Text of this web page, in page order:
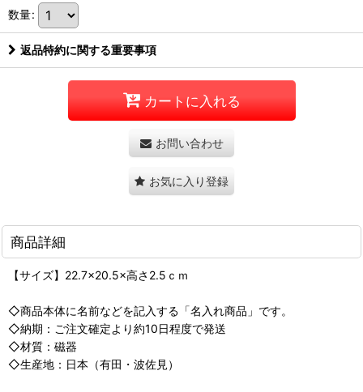
数量:
返品特約に関する重要事項
カートに入れる
お問い合わせ
お気に入り登録
商品詳細
【サイズ】22.7×20.5×高さ2.5ｃｍ
◇商品本体に名前などを記入する「名入れ商品」です。
◇納期：ご注文確定より約10日程度で発送
◇材質：磁器
◇生産地：日本（有田・波佐見）